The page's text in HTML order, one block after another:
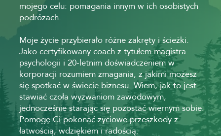
mojego celu: pomagania innym w ich osobistych
podróżach.
Moje życie przybierało różne zakręty i ścieżki.
Jako certyfikowany coach z tytułem magistra
psychologii i 20-letnim doświadczeniem w
korporacji rozumiem zmagania, z jakimi możesz
się spotkać w świecie biznesu. Wiem, jak to jest
stawiać czoła wyzwaniom zawodowym,
jednocześnie starając się pozostać wiernym sobie.
Pomogę Ci pokonać życiowe przeszkody z
łatwością, wdziękiem i radością.